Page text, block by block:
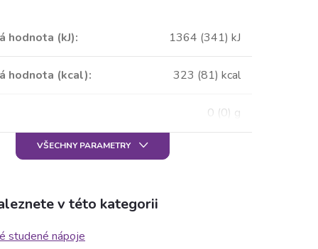
hodnota (kJ): 1364 (341) kJ
hodnota (kcal): 323 (81) kcal
0 (0) g
VŠECHNY PARAMETRY
v této kategorii
studené nápoje